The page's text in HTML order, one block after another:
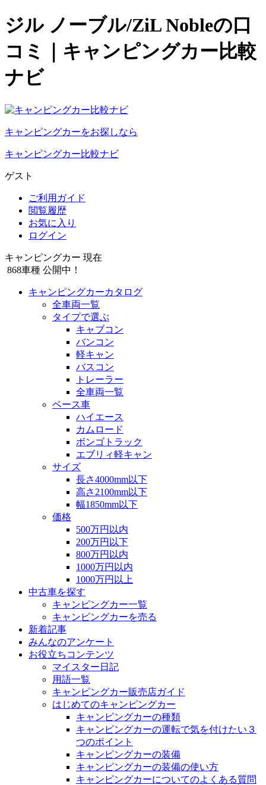
ジル ノーブル/ZiL Nobleの口
コミ｜キャンピングカー比較
ナビ
キャンピングカーをお探しなら
キャンピングカー比較ナビ
ゲスト
ご利用ガイド
閲覧履歴
お気に入り
ログイン
キャンピングカー 現在
868車種 公開中！
キャンピングカーカタログ
全車両一覧
タイプで選ぶ
キャブコン
バンコン
軽キャン
バスコン
トレーラー
全車両一覧
ベース車
ハイエース
カムロード
ボンゴトラック
エブリィ軽キャン
サイズ
長さ4000mm以下
高さ2100mm以下
幅1850mm以下
価格
500万円以内
200万円以下
800万円以内
1000万円以内
1000万円以上
中古車を探す
キャンピングカー一覧
キャンピングカーを売る
新着記事
みんなのアンケート
お役立ちコンテンツ
マイスター日記
用語一覧
キャンピングカー販売店ガイド
はじめてのキャンピングカー
キャンピングカーの種類
キャンピングカーの運転で気を付けたい３
つのポイント
キャンピングカーの装備
キャンピングカーの装備の使い方
キャンピングカーについてのよくある質問